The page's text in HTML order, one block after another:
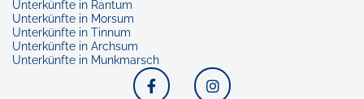
Unterkünfte in Rantum
Unterkünfte in Morsum
Unterkünfte in Tinnum
Unterkünfte in Archsum
Unterkünfte in Munkmarsch
Facebook Instagram